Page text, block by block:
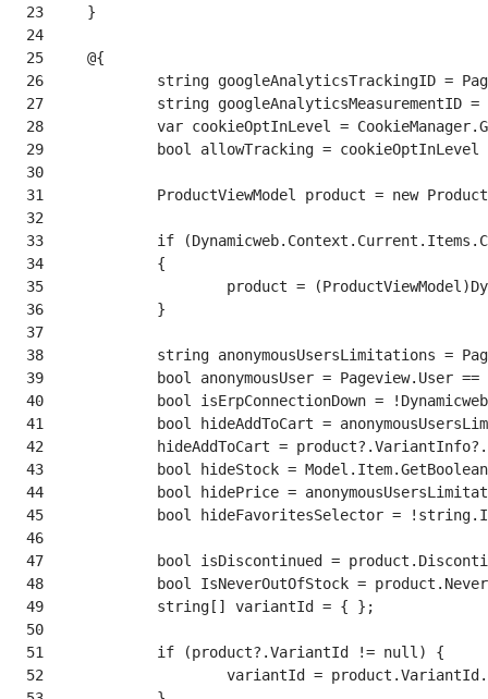
23
24
25
26
27
28
29
30
31
32
33
34
35
36
37
38
39
40
41
42
43
44
45
46
47
48
49
50
51
52